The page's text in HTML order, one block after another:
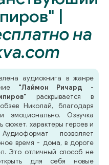
|
на
аудиокнига в жанре
"Лаймон Ричард -
раскрывается в
Николай, благодаря
эмоционально. Озвучка
сюжет, характеры героев и
позволяет
время - дома, в дороге
Это отличный способ не
для себя новые